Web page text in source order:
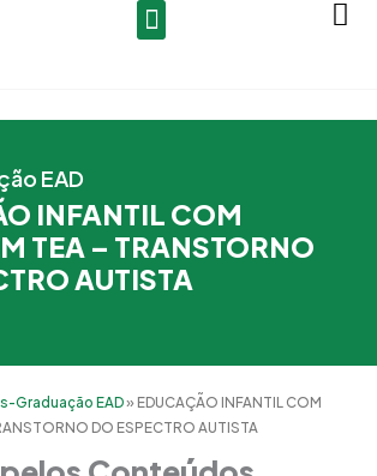
EAD
INFANTIL COM
TEA – TRANSTORNO
AUTISTA
Graduação EAD» EDUCAÇÃO INFANTIL COM
DO ESPECTRO AUTISTA